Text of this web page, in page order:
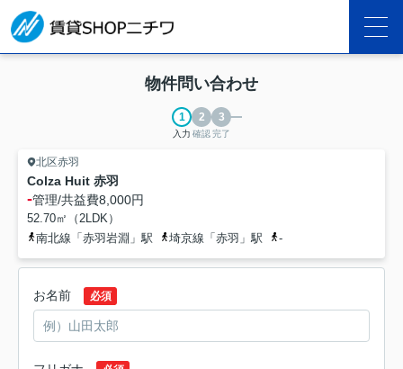
物件問い合わせ
入力 確認完了
北区赤羽
Colza Huit 赤羽
-管理/共益費8,000円
52.70㎡（2LDK）
南北線「赤羽岩淵」駅
埼京線「赤羽」駅 -
お名前 必須